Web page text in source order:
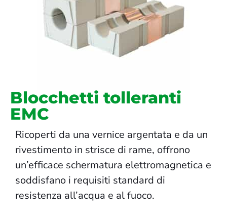
Blocchetti tolleranti
EMC
Ricoperti da una vernice argentata e da un
rivestimento in strisce di rame, offrono
un’efficace schermatura elettromagnetica e
soddisfano i requisiti standard di
resistenza all’acqua e al fuoco.